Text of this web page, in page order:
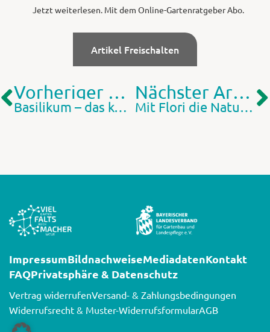
Jetzt weiterlesen. Mit dem Online-Gartenratgeber Abo.
Artikel Freischalten
Vorheriger Artikel
Basilikum – das königliche Kraut
Nächster Artikel
Mit Flori die Natur erleben
ImpressumBildnachweiseMediadatenKontakt
FAQPrivatsphäre & Datenschutz
Vertrag widerrufenVersand- & Zahlungsbedingungen
Widerrufsrecht & Muster-WiderrufsformularAGB